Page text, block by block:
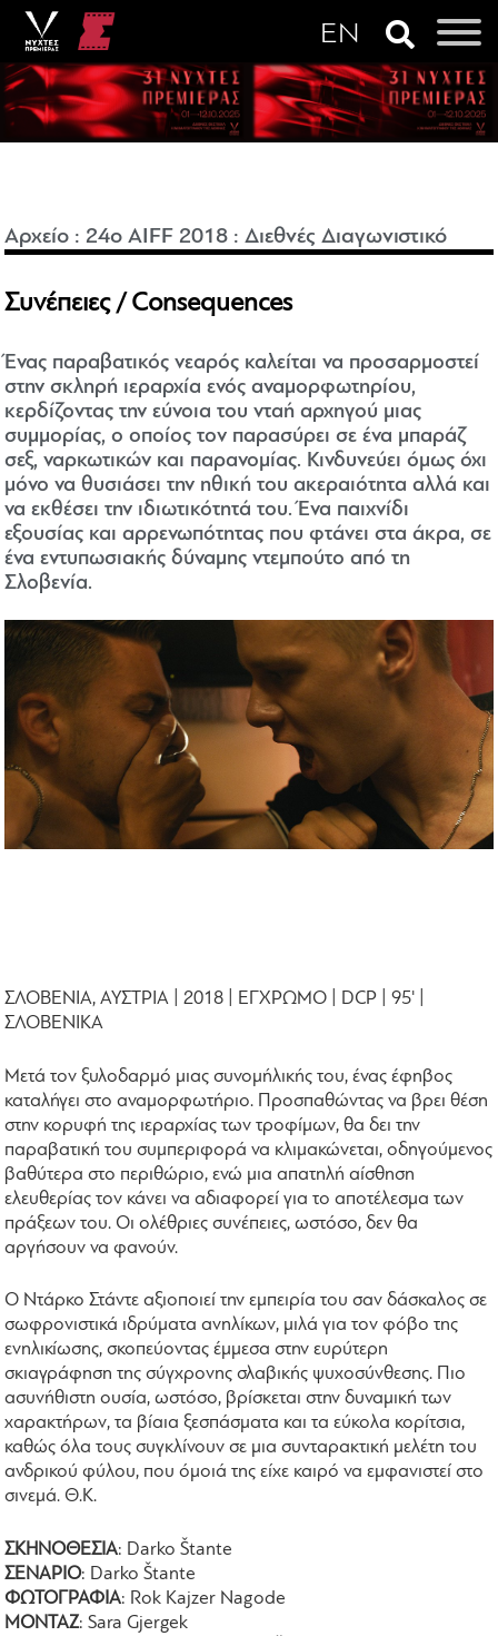
Αρχείο :24o AIFF 2018 :Διεθνές Διαγωνιστικό
Συνέπειες / Consequences
Ένας παραβατικός νεαρός καλείται να προσαρμοστεί
στην σκληρή ιεραρχία ενός αναμορφωτηρίου,
κερδίζοντας την εύνοια του νταή αρχηγού μιας
συμμορίας, ο οποίος τον παρασύρει σε ένα μπαράζ
σεξ, ναρκωτικών και παρανομίας. Κινδυνεύει όμως όχι
μόνο να θυσιάσει την ηθική του ακεραιότητα αλλά και
να εκθέσει την ιδιωτικότητά του. Ένα παιχνίδι
εξουσίας και αρρενωπότητας που φτάνει στα άκρα, σε
ένα εντυπωσιακής δύναμης ντεμπούτο από τη
Σλοβενία.
ΣΛΟΒΕΝΙΑ, ΑΥΣΤΡΙΑ | 2018 | ΕΓΧΡΩΜΟ | DCP | 95' |
ΣΛΟΒΕΝΙΚΑ
Μετά τον ξυλοδαρμό μιας συνομήλικής του, ένας έφηβος
καταλήγει στο αναμορφωτήριο. Προσπαθώντας να βρει θέση
στην κορυφή της ιεραρχίας των τροφίμων, θα δει την
παραβατική του συμπεριφορά να κλιμακώνεται, οδηγούμενος
βαθύτερα στο περιθώριο, ενώ μια απατηλή αίσθηση
ελευθερίας τον κάνει να αδιαφορεί για το αποτέλεσμα των
πράξεων του. Οι ολέθριες συνέπειες, ωστόσο, δεν θα
αργήσουν να φανούν.
Ο Ντάρκο Στάντε αξιοποιεί την εμπειρία του σαν δάσκαλος σε
σωφρονιστικά ιδρύματα ανηλίκων, μιλά για τον φόβο της
ενηλικίωσης, σκοπεύοντας έμμεσα στην ευρύτερη
σκιαγράφηση της σύγχρονης σλαβικής ψυχοσύνθεσης. Πιο
ασυνήθιστη ουσία, ωστόσο, βρίσκεται στην δυναμική των
χαρακτήρων, τα βίαια ξεσπάσματα και τα εύκολα κορίτσια,
καθώς όλα τους συγκλίνουν σε μια συνταρακτική μελέτη του
ανδρικού φύλου, που όμοιά της είχε καιρό να εμφανιστεί στο
σινεμά. Θ.Κ.
ΣΚΗΝΟΘΕΣΙΑ: Darko Štante
ΣΕΝΑΡΙΟ: Darko Štante
ΦΩΤΟΓΡΑΦΙΑ: Rok Kajzer Nagode
ΜΟΝΤΑΖ: Sara Gjergek